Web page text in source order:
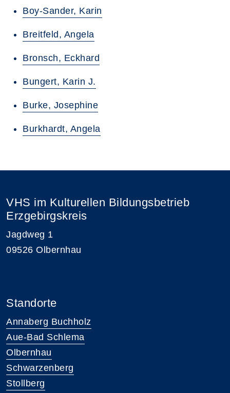
Boy-Sander, Karin
Breitfeld, Angela
Bronsch, Eckhard
Bungert, Karin J.
Burke, Josephine
Burkhardt, Angela
VHS im Kulturellen Bildungsbetrieb
Erzgebirgskreis
Jagdweg 1
09526 Olbernhau
Standorte
Annaberg Buchholz
Aue-Bad Schlema
Olbernhau
Schwarzenberg
Stollberg